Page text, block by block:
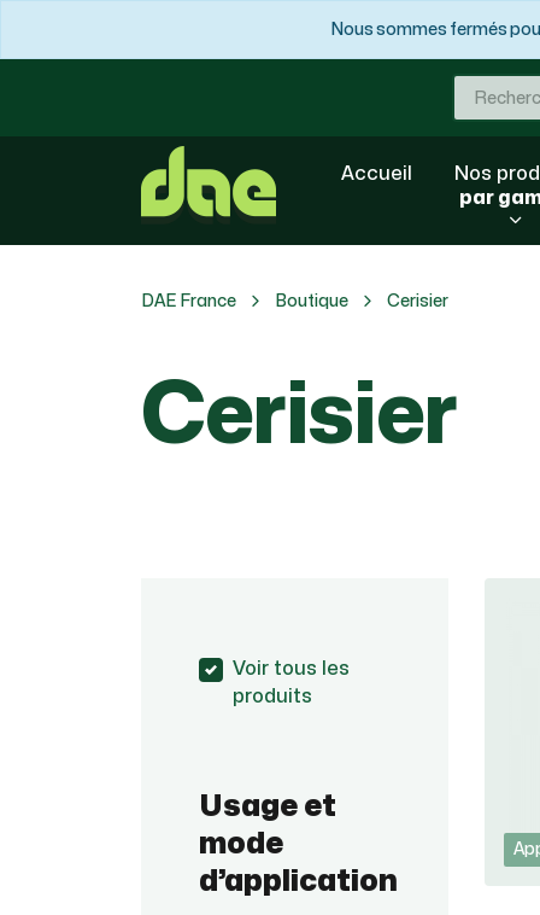
Nous sommes fermés
Accueil
Nos
par
DAE France Boutique Cerisier
Cerisier
Voir tous les
produits
Usage et
mode
d’application